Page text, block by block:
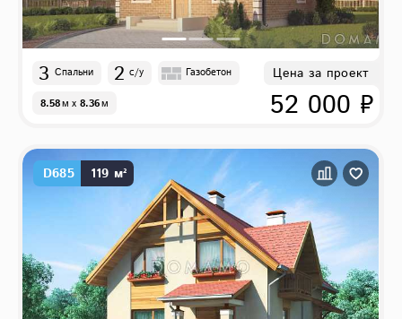
3 Спальни 2 с/у Газобетон
8.58м x 8.36м
Цена за проект
52 000 ₽
D685 119 м²